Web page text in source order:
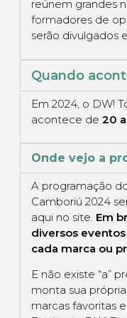
reúnem grandes
formadores de
serão divulgados
Quando
Em 2024, o DW!
acontece de 20
Onde vejo a
A programação
Camboriú 2024
aqui no site. Em
diversos
cada marca ou
E não existe “a”
monta sua
marcas favoritas